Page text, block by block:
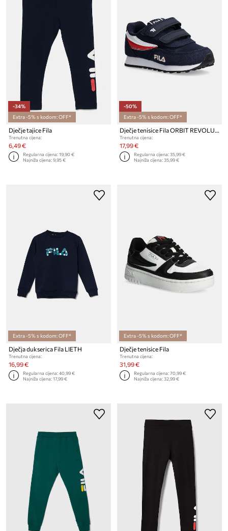
-34%
Extra -5% s kodom: OFF*
Dječje tajice Fila
Trenutna cijena:
6,49 €
Regularna cijena:19,90 €
Najniža cijena:9,95 €
-50%
Extra -5% s kodom: OFF*
Dječje tenisice Fila ORBIT REVOLUTION velcro
Trenutna cijena:
17,99 €
Regularna cijena:35,99 €
Najniža cijena:35,99 €
Extra -5% s kodom: OFF*
Dječja dukserica Fila LIETH
Trenutna cijena:
16,99 €
Regularna cijena:40,99 €
Najniža cijena:17,99 €
Extra -5% s kodom: OFF*
Dječje tenisice Fila
Trenutna cijena:
31,99 €
Regularna cijena:70,99 €
Najniža cijena:32,99 €